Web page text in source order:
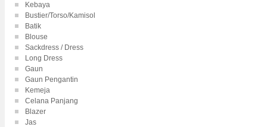
Kebaya
Bustier/Torso/Kamisol
Batik
Blouse
Sackdress / Dress
Long Dress
Gaun
Gaun Pengantin
Kemeja
Celana Panjang
Blazer
Jas